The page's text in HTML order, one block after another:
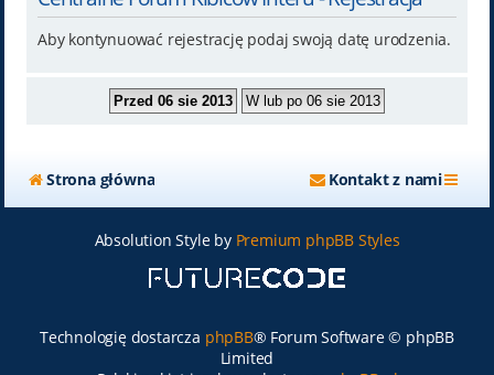
Aby kontynuować rejestrację podaj swoją datę urodzenia.
Strona główna Kontakt z nami
Absolution Style by Premium phpBB Styles
Technologię dostarcza phpBB® Forum Software © phpBB
Limited